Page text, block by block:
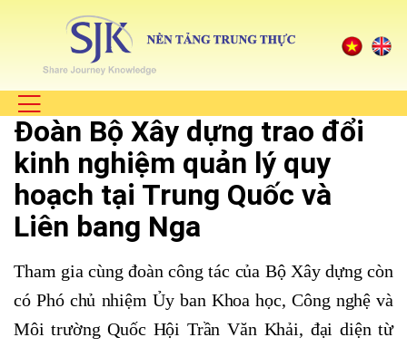
Đoàn Bộ Xây dựng trao đổi
kinh nghiệm quản lý quy
hoạch tại Trung Quốc và
Liên bang Nga
Tham gia cùng đoàn công tác của Bộ Xây dựng còn
có Phó chủ nhiệm Ủy ban Khoa học, Công nghệ và
Môi trường Quốc Hội Trần Văn Khải, đại diện từ